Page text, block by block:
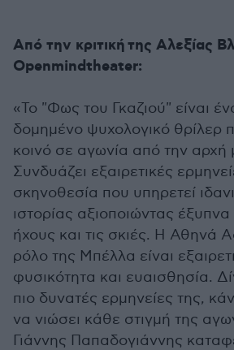
Από την κριτική της Αλεξίας
Openmindtheater:
«Το "Φως του Γκαζιού" είναι
δομημένο ψυχολογικό θρίλερ
κοινό σε αγωνία από την αρχή
Συνδυάζει εξαιρετικές
σκηνοθεσία που υπηρετεί
ιστορίας αξιοποιώντας
ήχους και τις σκιές. Η Αθηνά
ρόλο της Μπέλλα είναι
φυσικότητα και ευαισθησία.
πιο δυνατές ερμηνείες της,
να νιώσει κάθε στιγμή της
Γιάννης Παπαδογιάννης